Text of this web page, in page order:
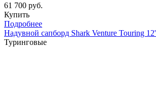
61 700 руб.
Купить
Подробнее
Надувной сапборд Shark Venture Touring
Туринговые